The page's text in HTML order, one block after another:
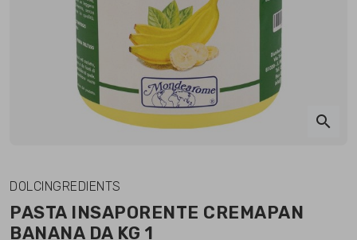
search
DOLCINGREDIENTS
PASTA INSAPORENTE CREMAPAN
BANANA DA KG 1